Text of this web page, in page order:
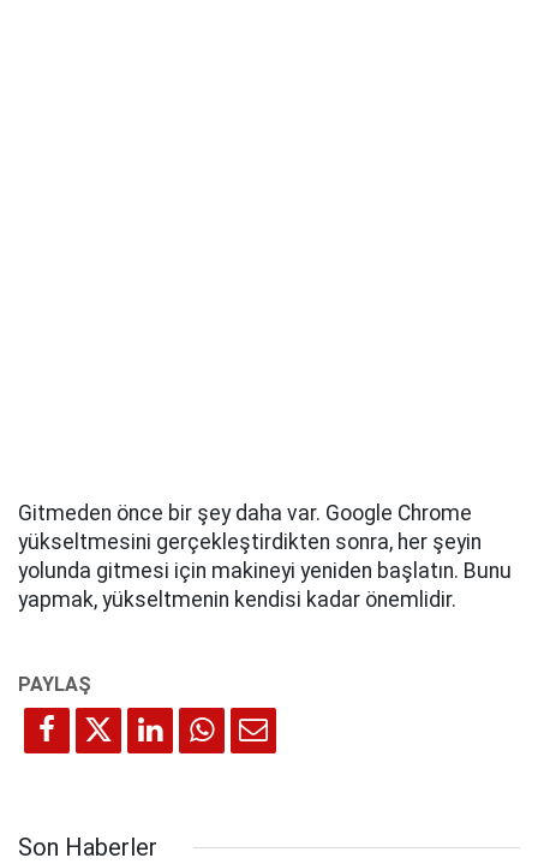
Gitmeden önce bir şey daha var. Google Chrome
yükseltmesini gerçekleştirdikten sonra, her şeyin
yolunda gitmesi için makineyi yeniden başlatın. Bunu
yapmak, yükseltmenin kendisi kadar önemlidir.
Son Haberler